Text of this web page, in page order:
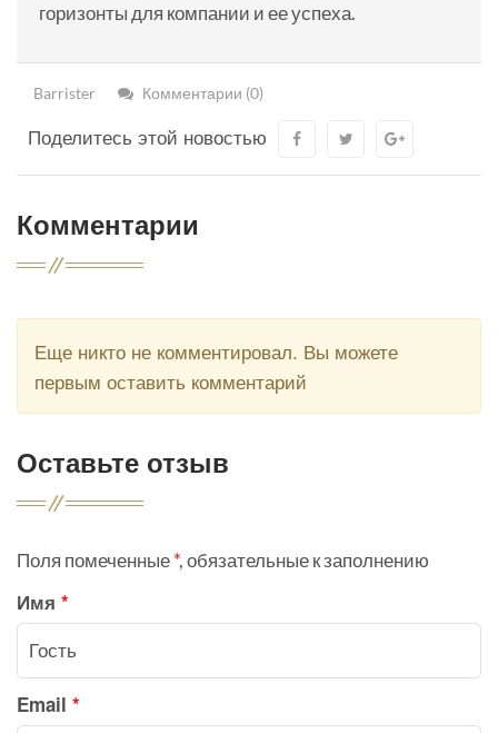
горизонты для компании и ее успеха.
Barrister Комментарии (0)
Поделитесь этой новостью
Комментарии
Еще никто не комментировал. Вы можете
первым оставить комментарий
Оставьте отзыв
Поля помеченные*, обязательные к заполнению
Имя *
Email *